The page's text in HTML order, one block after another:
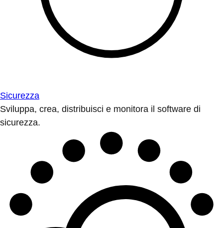
Sicurezza
Sviluppa, crea, distribuisci e monitora il software di
sicurezza.